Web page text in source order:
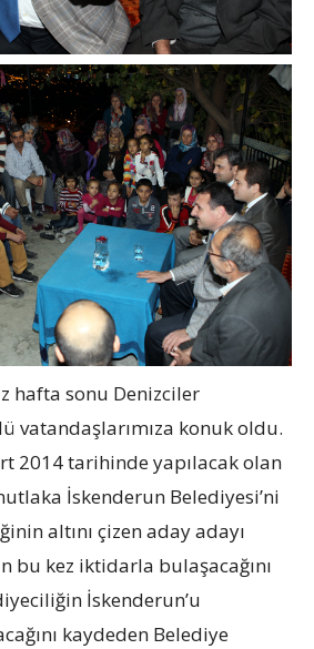
hafta sonu Denizciler
vatandaşlarımıza konuk oldu.
2014 tarihinde yapılacak olan
İskenderun Belediyesi’ni
altını çizen aday adayı
bu kez iktidarla bulaşacağını
İskenderun’u
kaydeden Belediye